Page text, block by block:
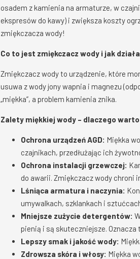
osadem z kamienia na armaturze, w
ekspresów do kawy) i zwiększa koszty
zmiękczacza wody!
Co to jest zmiękczacz wody i jak
Zmiękczacz wody to urządzenie, które
usuwa z wody jony wapnia i magnezu
„miękka”, a problem kamienia znika.
Zalety miękkiej wody – dlaczego
Ochrona urządzeń AGD: Miękka
czajnikach, przedłużając ich
Ochrona instalacji grzewczej:
do awarii. Zmiękczacz wody chroni
Lśniąca armatura i naczynia:
umywalkach, szklankach i
Mniejsze zużycie detergentów:
pienią i są skuteczniejsze.
Lepszy smak i jakość wody:
Zdrowsza skóra i włosy: Miękka